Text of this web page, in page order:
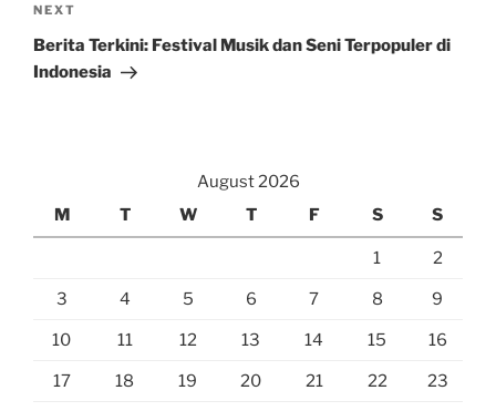
Next
Post
NEXT
Berita Terkini: Festival Musik dan Seni Terpopuler di
Indonesia
August 2026
M
T W T F S S
1 2
3 4 5 6 7 8 9
10 11 12 13 14 15 16
17 18 19 20 21 22 23